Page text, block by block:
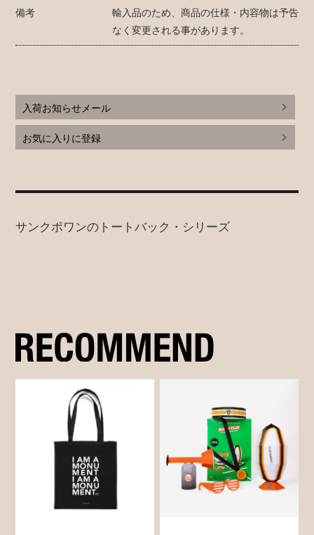
備考
輸入品のため、商品の仕様・内容物は予告
なく変更される事があります。
入荷お知らせメール
お気に入りに登録
サンクポワンのトートバック・シリーズ